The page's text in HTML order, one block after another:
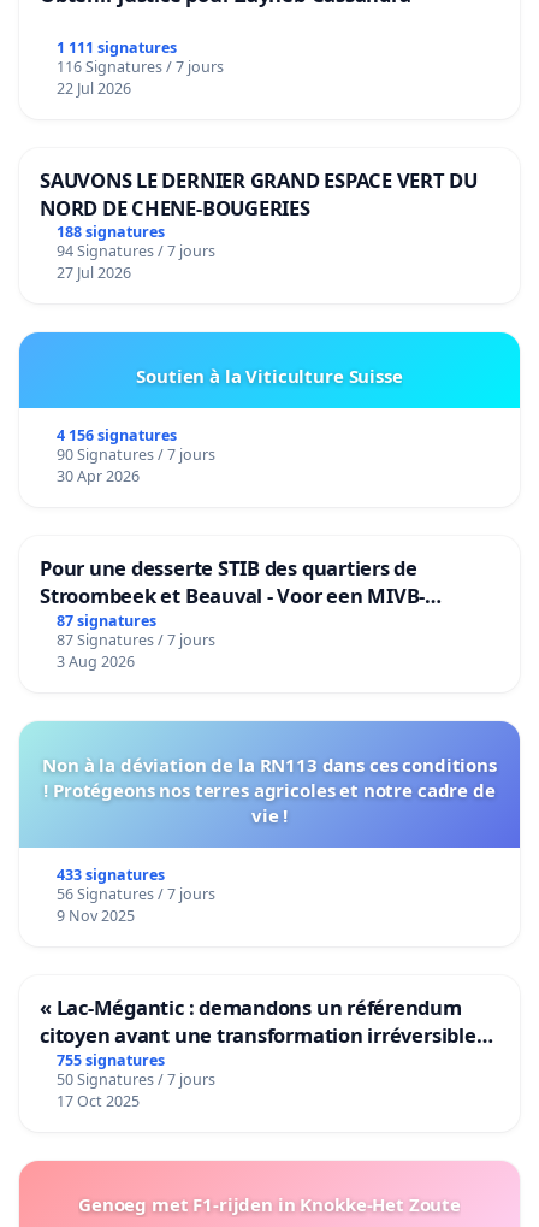
1 111 signatures
116 Signatures / 7 jours
22 Jul 2026
SAUVONS LE DERNIER GRAND ESPACE VERT DU
NORD DE CHENE-BOUGERIES
188 signatures
94 Signatures / 7 jours
27 Jul 2026
Soutien à la Viticulture Suisse
4 156 signatures
90 Signatures / 7 jours
30 Apr 2026
Pour une desserte STIB des quartiers de
Stroombeek et Beauval - Voor een MIVB-
bediening van de wijken Strombeek en Het
Voor
87 signatures
87 Signatures / 7 jours
3 Aug 2026
Non à la déviation de la RN113 dans ces conditions
! Protégeons nos terres agricoles et notre cadre de
vie !
433 signatures
56 Signatures / 7 jours
9 Nov 2025
« Lac-Mégantic : demandons un référendum
citoyen avant une transformation irréversible
de notre territoire »
755 signatures
50 Signatures / 7 jours
17 Oct 2025
Genoeg met F1-rijden in Knokke-Het Zoute